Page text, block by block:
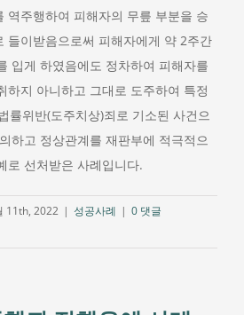
역주행하여 피해자의 무릎 부분을 승
들이받음으로써 피해자에게 약 2주간
입게 하였음에도 정차하여 피해자를
하지 아니하고 그대로 도주하여 특정
률위반(도주치상)죄로 기소된 사건으
하고 정상관계를 재판부에 적극적으
로 선처받은 사례입니다.
11th, 2022 | 성공사례 | 0 댓글